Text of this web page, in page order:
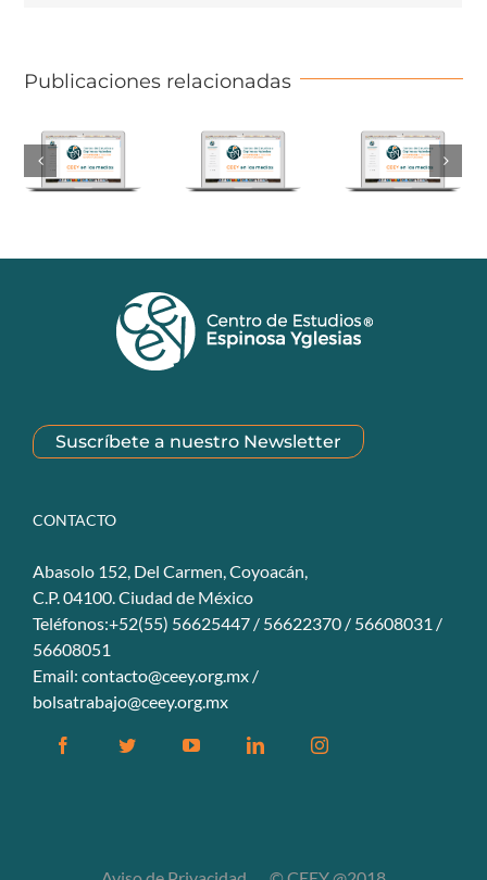
Publicaciones relacionadas
Suscríbete a nuestro Newsletter
CONTACTO
Abasolo 152, Del Carmen, Coyoacán,
C.P. 04100. Ciudad de México
Teléfonos:+52(55) 56625447 / 56622370 / 56608031 /
56608051
Email: contacto@ceey.org.mx /
bolsatrabajo@ceey.org.mx
FacebookTwitter YouTubeLinkedinInstagram